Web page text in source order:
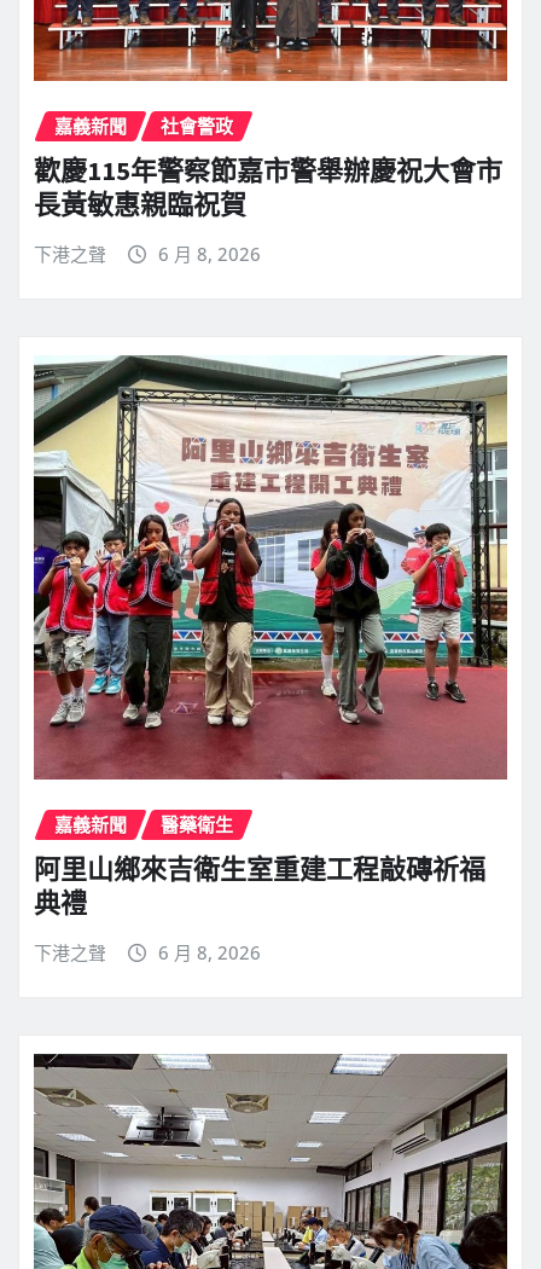
嘉義新聞 社會警政
歡慶115年警察節嘉市警舉辦慶祝大會市
長黃敏惠親臨祝賀
下港之聲 6 月 8, 2026
嘉義新聞 醫藥衛生
阿里山鄉來吉衛生室重建工程敲磚祈福
典禮
下港之聲 6 月 8, 2026